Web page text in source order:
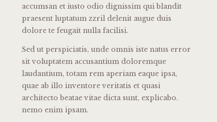
accumsan et iusto odio dignissim qui blandit
praesent luptatum zzril delenit augue duis
dolore te feugait nulla facilisi.
Sed ut perspiciatis, unde omnis iste natus error
sit voluptatem accusantium doloremque
laudantium, totam rem aperiam eaque ipsa,
quae ab illo inventore veritatis et quasi
architecto beatae vitae dicta sunt, explicabo.
nemo enim ipsam.